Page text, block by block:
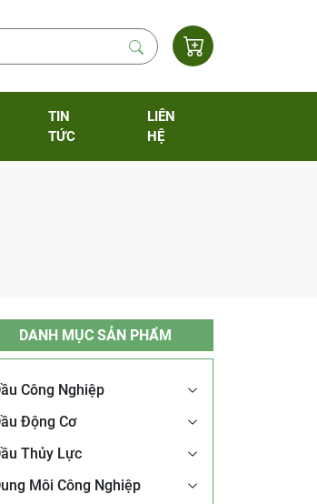
TIN
TỨC
LIÊN
HỆ
DANH MỤC SẢN PHẨM
Công Nghiệp
Động Cơ
Thủy Lực
Môi Công Nghiệp